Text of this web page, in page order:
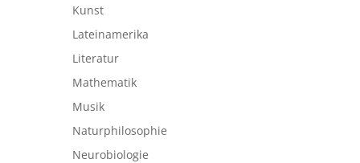
Kunst
Lateinamerika
Literatur
Mathematik
Musik
Naturphilosophie
Neurobiologie